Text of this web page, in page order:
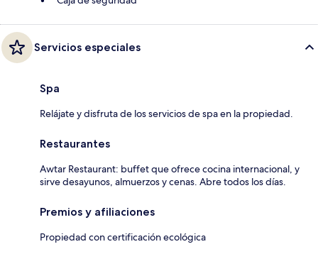
Servicios especiales
Spa
Relájate y disfruta de los servicios de spa en la propiedad.
Restaurantes
Awtar Restaurant: buffet que ofrece cocina internacional, y
sirve desayunos, almuerzos y cenas. Abre todos los días.
Premios y afiliaciones
Propiedad con certificación ecológica